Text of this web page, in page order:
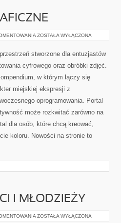
PROGRAMY
GRAFICZNE
ZOSTAŁA WYŁĄCZONA
stworzone dla entuzjastów
cyfrowego oraz obróbki zdjęć.
w którym łączy się
miejskiej ekspresji z
oprogramowania. Portal
może rozkwitać zarówno na
dla osób, które chcą kreować,
koloru. Nowości na stronie to
I MŁODZIEŻY
WĘDKARSKIE
ZOSTAŁA WYŁĄCZONA